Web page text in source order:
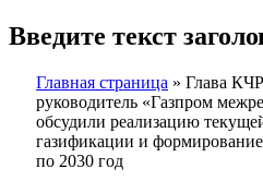
Введите текст
Главная страница » Глава
руководитель «Газпром
обсудили реализацию
газификации и
по 2030 год